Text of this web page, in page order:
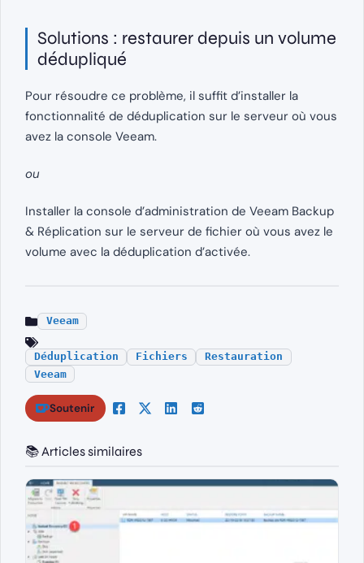
Solutions : restaurer depuis un volume
dédupliqué
Pour résoudre ce problème, il suffit d’installer la
fonctionnalité de déduplication sur le serveur où vous
avez la console Veeam.
ou
Installer la console d’administration de Veeam Backup
& Réplication sur le serveur de fichier où vous avez le
volume avec la déduplication d’activée.
Veeam
Déduplication Fichiers
Restauration
Veeam
Soutenir
📚 Articles similaires